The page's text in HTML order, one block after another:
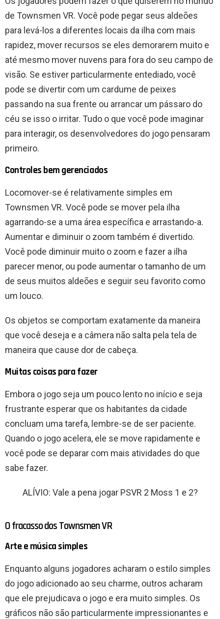
de Townsmen VR. Você pode pegar seus aldeões
para levá-los a diferentes locais da ilha com mais
rapidez, mover recursos se eles demorarem muito e
até mesmo mover nuvens para fora do seu campo de
visão. Se estiver particularmente entediado, você
pode se divertir com um cardume de peixes
passando na sua frente ou arrancar um pássaro do
céu se isso o irritar. Tudo o que você pode imaginar
para interagir, os desenvolvedores do jogo pensaram
primeiro.
Controles bem gerenciados
Locomover-se é relativamente simples em
Townsmen VR. Você pode se mover pela ilha
agarrando-se a uma área específica e arrastando-a.
Aumentar e diminuir o zoom também é divertido.
Você pode diminuir muito o zoom e fazer a ilha
parecer menor, ou pode aumentar o tamanho de um
de seus muitos aldeões e seguir seu favorito como
um louco.
Os objetos se comportam exatamente da maneira
que você deseja e a câmera não salta pela tela de
maneira que cause dor de cabeça.
Muitas coisas para fazer
Embora o jogo seja um pouco lento no início e seja
frustrante esperar que os habitantes da cidade
concluam uma tarefa, lembre-se de ser paciente.
Quando o jogo acelera, ele se move rapidamente e
você pode se deparar com mais atividades do que
sabe fazer.
ALÍVIO: Vale a pena jogar PSVR 2 Moss 1 e 2?
O fracasso dos Townsmen VR
Arte e música simples
Enquanto alguns jogadores acharam o estilo simples
do jogo adicionado ao seu charme, outros acharam
que ele prejudicava o jogo e era muito simples. Os
gráficos não são particularmente impressionantes e